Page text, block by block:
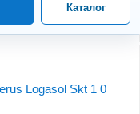
Каталог
Logasol Skt 1 0